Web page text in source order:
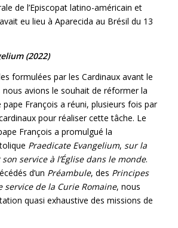
de l’Episcopat latino-américain et
eu lieu à Aparecida au Brésil du 13
(2022)
formulées par les Cardinaux avant le
nous avions le souhait de réformer la
pape François a réuni, plusieurs fois par
pour réaliser cette tâche. Le
François a promulgué la
Praedicate Evangelium, sur la
service à l’Église dans le monde.
d’un Préambule, des Principes
de la Curie Romaine, nous
quasi exhaustive des missions de